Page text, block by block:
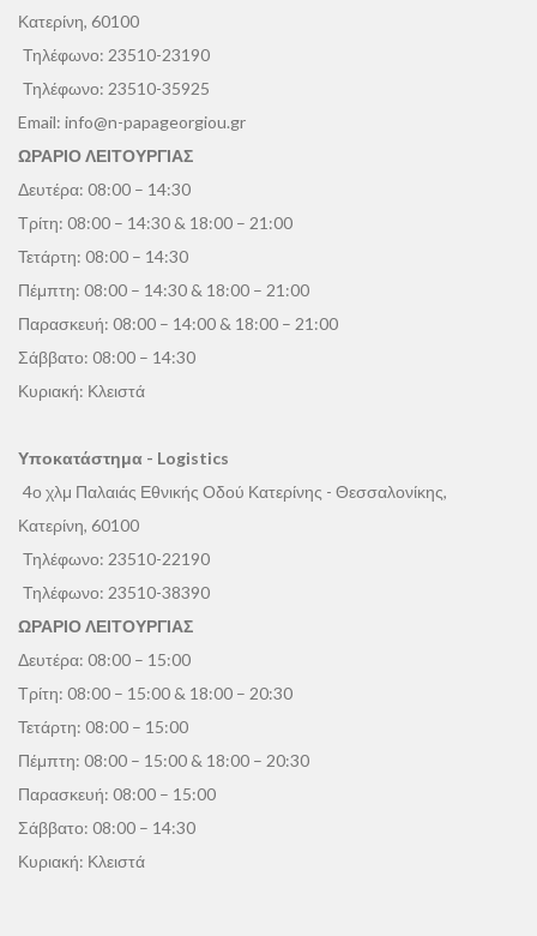
Κατερίνη, 60100
Τηλέφωνο: 23510-23190
Τηλέφωνο: 23510-35925
Email: info@n-papageorgiou.gr
ΩΡΑΡΙΟ ΛΕΙΤΟΥΡΓΙΑΣ
Δευτέρα: 08:00 – 14:30
Τρίτη: 08:00 – 14:30 & 18:00 – 21:00
Τετάρτη: 08:00 – 14:30
Πέμπτη: 08:00 – 14:30 & 18:00 – 21:00
Παρασκευή: 08:00 – 14:00 & 18:00 – 21:00
Σάββατο: 08:00 – 14:30
Κυριακή: Κλειστά
Υποκατάστημα - Logistics
4ο χλμ Παλαιάς Εθνικής Οδού Κατερίνης - Θεσσαλονίκης,
Κατερίνη, 60100
Τηλέφωνο: 23510-22190
Τηλέφωνο: 23510-38390
ΩΡΑΡΙΟ ΛΕΙΤΟΥΡΓΙΑΣ
Δευτέρα: 08:00 – 15:00
Τρίτη: 08:00 – 15:00 & 18:00 – 20:30
Τετάρτη: 08:00 – 15:00
Πέμπτη: 08:00 – 15:00 & 18:00 – 20:30
Παρασκευή: 08:00 – 15:00
Σάββατο: 08:00 – 14:30
Κυριακή: Κλειστά